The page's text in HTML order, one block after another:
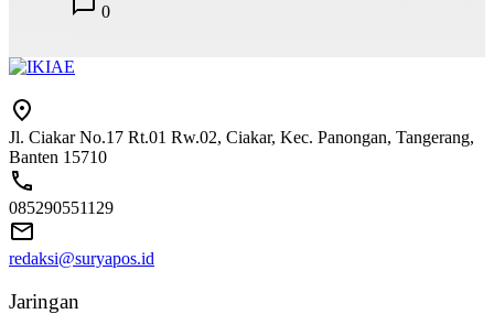
0
Jl. Ciakar No.17 Rt.01 Rw.02, Ciakar, Kec. Panongan, Tangerang,
Banten 15710
085290551129
redaksi@suryapos.id
Jaringan